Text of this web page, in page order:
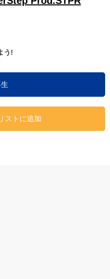
をチェック！
歌い放題！
に！練習にも！
う!
ストに追加